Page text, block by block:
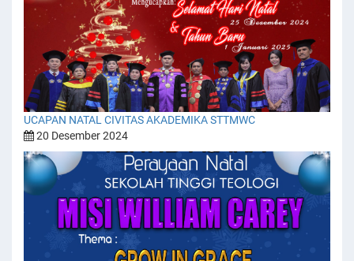
UCAPAN NATAL CIVITAS AKADEMIKA STTMWC
20 Desember 2024